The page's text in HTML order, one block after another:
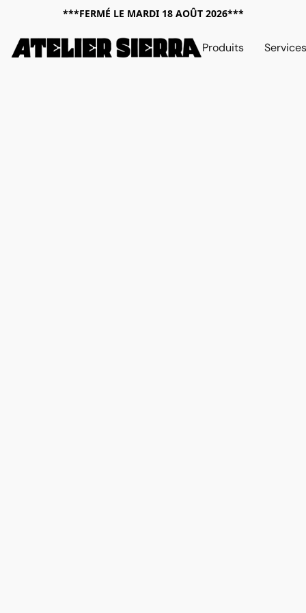
***FERMÉ LE MARDI 18 AOÛT 2026***
Produits Services